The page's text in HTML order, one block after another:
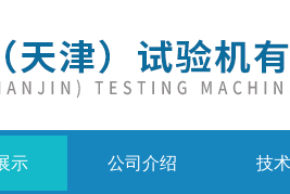
示 公司介绍 技